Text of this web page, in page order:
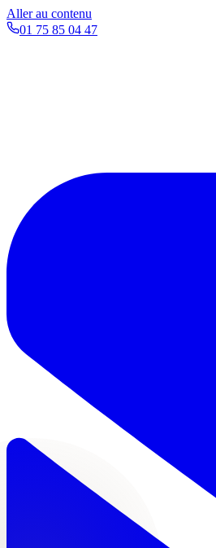
Aller au contenu
01 75 85 04 47